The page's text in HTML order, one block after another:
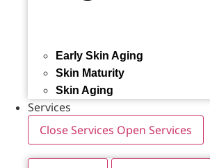
Early Skin Aging
Skin Maturity
Skin Aging
Services
Close Services Open Services